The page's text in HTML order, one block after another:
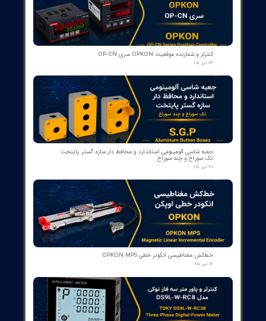
Protection and Control Equipment
Description: Devices used for protecting equipment and
Brands:
Eaton: Provider of protection and control equipment.
Mitsubishi Electric: Manufacturer of automation and control
equipment.
Conclusion
Smart grids, despite existing challenges, present numerous
opportunities for improving the efficiency and sustainability of
energy systems. Investment in this area and research on
innovative solutions can help meet future demands.
References
[1] Momoh, J. A. (2012). Smart Grid: Fundamentals of Design and
Analysis. Wiley-IEEE Press.
[2] International Energy Agency (IEA). (2020). World Energy
Outlook 2020.